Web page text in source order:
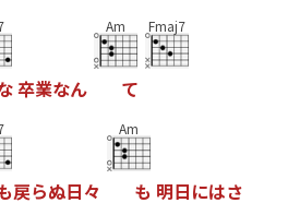
卒業なん
Am
て
Fmaj7
戻らぬ日々
Am
も 明日にはさ